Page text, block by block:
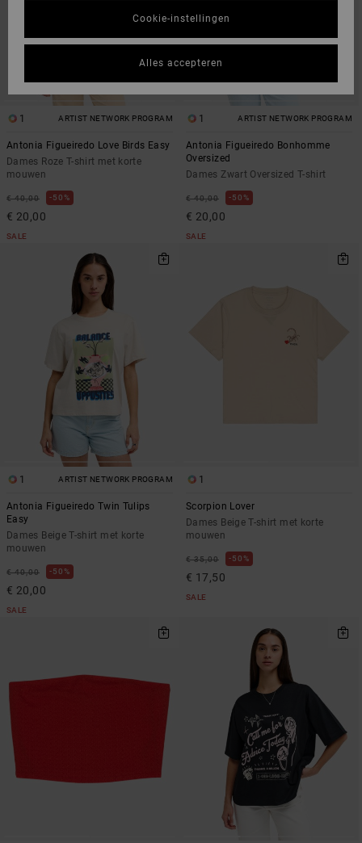
1 ARTIST NETWORK PROGRAM
Antonia Figueiredo Love Birds Easy
Dames Roze T-shirt met korte
mouwen
€ 40,00 50%
€ 20,00
SALE
1 ARTIST NETWORK PROGRAM
Antonia Figueiredo Bonhomme
Oversized
Dames Zwart Oversized T-shirt
€ 40,00 50%
€ 20,00
SALE
1 ARTIST NETWORK PROGRAM
Antonia Figueiredo Twin Tulips
Easy
Dames Beige T-shirt met korte
mouwen
€ 40,00 50%
€ 20,00
SALE
1
Scorpion Lover
Dames Beige T-shirt met korte
mouwen
€ 35,00 50%
€ 17,50
SALE
Cookie-instellingen
Alles accepteren